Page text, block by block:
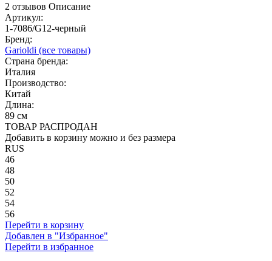
2 отзывов Описание
Артикул:
1-7086/G12-черный
Бренд:
Garioldi (все товары)
Страна бренда:
Италия
Производство:
Китай
Длина:
89 см
ТОВАР РАСПРОДАН
Добавить в корзину можно и без размера
RUS
46
48
50
52
54
56
Перейти в корзину
Добавлен в "Избранное"
Перейти в избранное